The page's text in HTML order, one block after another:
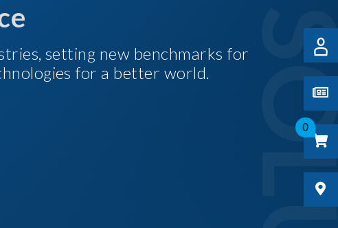
0
setting new benchmarks for
for a better world.